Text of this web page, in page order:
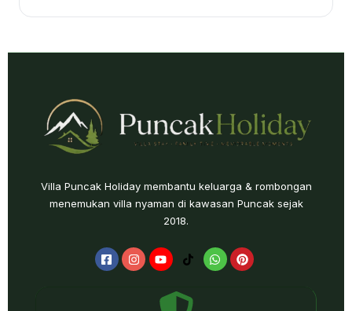
Villa Puncak Holiday membantu keluarga & rombongan
menemukan villa nyaman di kawasan Puncak sejak
2018.